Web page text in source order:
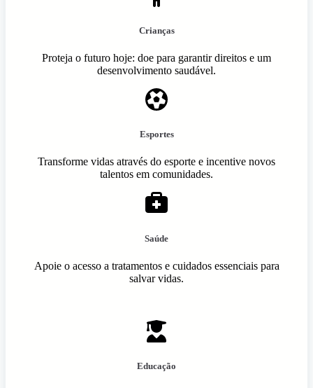
Crianças
Proteja o futuro hoje: doe para garantir direitos e um
desenvolvimento saudável.
Esportes
Transforme vidas através do esporte e incentive novos
talentos em comunidades.
Saúde
Apoie o acesso a tratamentos e cuidados essenciais para
salvar vidas.
Educação